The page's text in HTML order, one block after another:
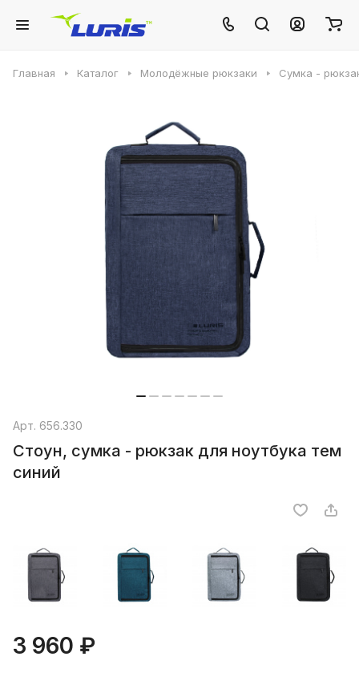
Главная Каталог Молодёжные рюкзаки Сумка -
Арт. 656.330
Стоун, сумка - рюкзак для ноутбука тем
синий
3 960 ₽